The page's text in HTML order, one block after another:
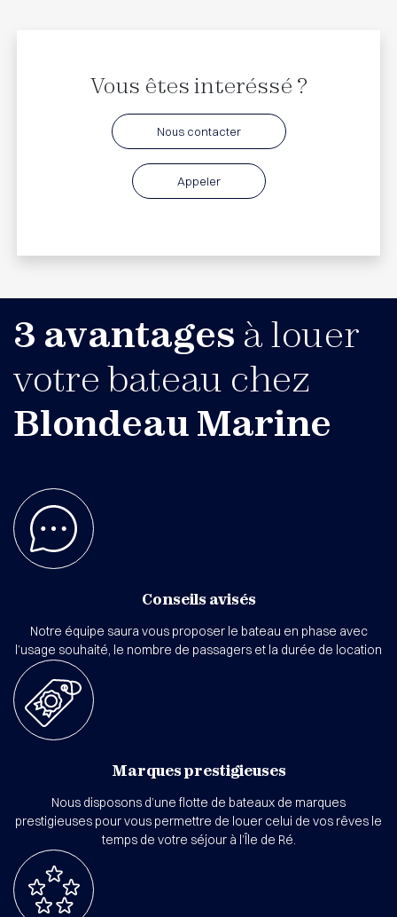
Vous êtes interéssé ?
Nous contacter
Appeler
3 avantages à louer
votre bateau chez
Blondeau Marine
Conseils avisés
Notre équipe saura vous proposer le bateau en phase avec
l’usage souhaité, le nombre de passagers et la durée de location
Marques prestigieuses
Nous disposons d’une flotte de bateaux de marques
prestigieuses pour vous permettre de louer celui de vos rêves le
temps de votre séjour à l’Île de Ré.